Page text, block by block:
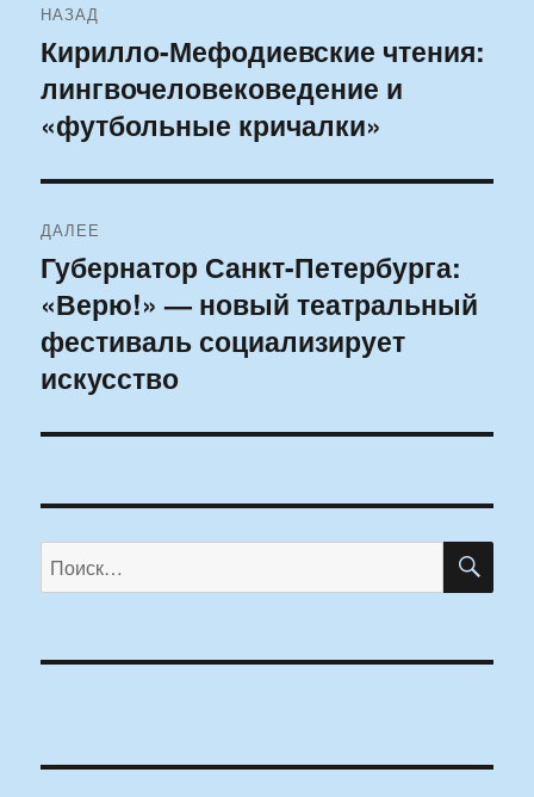
по
записям
НАЗАД
Предыдущая
запись:
Кирилло-Мефодиевские чтения:
лингвочеловековедение и
«футбольные кричалки»
ДАЛЕЕ
Следующая
запись:
Губернатор Санкт-Петербурга:
«Верю!» — новый театральный
фестиваль социализирует
искусство
Искать: